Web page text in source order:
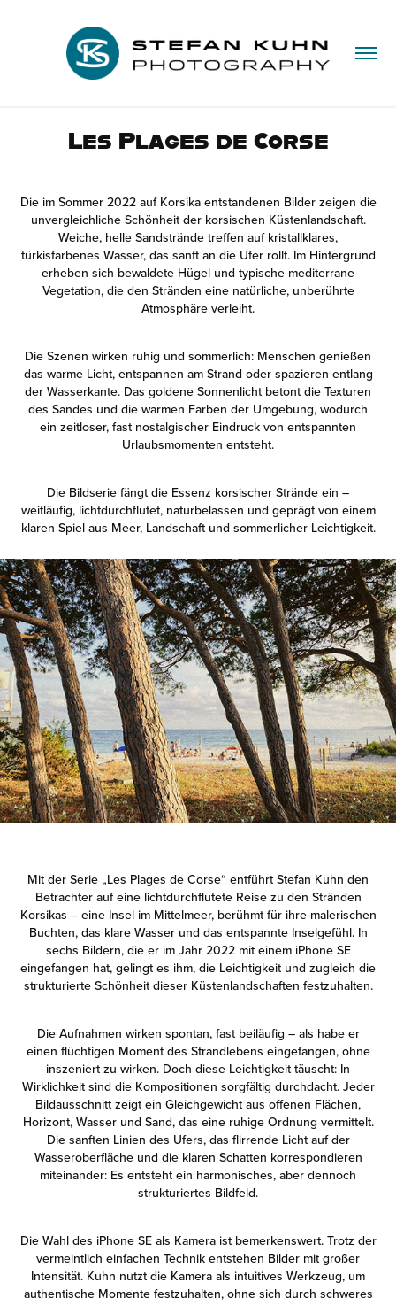
Les Plages de Corse
Die im Sommer 2022 auf Korsika entstandenen Bilder zeigen die
unvergleichliche Schönheit der korsischen Küstenlandschaft.
Weiche, helle Sandstrände treffen auf kristallklares,
türkisfarbenes Wasser, das sanft an die Ufer rollt. Im Hintergrund
erheben sich bewaldete Hügel und typische mediterrane
Vegetation, die den Stränden eine natürliche, unberührte
Atmosphäre verleiht.
Die Szenen wirken ruhig und sommerlich: Menschen genießen
das warme Licht, entspannen am Strand oder spazieren entlang
der Wasserkante. Das goldene Sonnenlicht betont die Texturen
des Sandes und die warmen Farben der Umgebung, wodurch
ein zeitloser, fast nostalgischer Eindruck von entspannten
Urlaubsmomenten entsteht.
Die Bildserie fängt die Essenz korsischer Strände ein –
weitläufig, lichtdurchflutet, naturbelassen und geprägt von einem
klaren Spiel aus Meer, Landschaft und sommerlicher Leichtigkeit.
Mit der Serie „Les Plages de Corse“ entführt Stefan Kuhn den
Betrachter auf eine lichtdurchflutete Reise zu den Stränden
Korsikas – eine Insel im Mittelmeer, berühmt für ihre malerischen
Buchten, das klare Wasser und das entspannte Inselgefühl. In
sechs Bildern, die er im Jahr 2022 mit einem iPhone SE
eingefangen hat, gelingt es ihm, die Leichtigkeit und zugleich die
strukturierte Schönheit dieser Küstenlandschaften festzuhalten.
Die Aufnahmen wirken spontan, fast beiläufig – als habe er
einen flüchtigen Moment des Strandlebens eingefangen, ohne
inszeniert zu wirken. Doch diese Leichtigkeit täuscht: In
Wirklichkeit sind die Kompositionen sorgfältig durchdacht. Jeder
Bildausschnitt zeigt ein Gleichgewicht aus offenen Flächen,
Horizont, Wasser und Sand, das eine ruhige Ordnung vermittelt.
Die sanften Linien des Ufers, das flirrende Licht auf der
Wasseroberfläche und die klaren Schatten korrespondieren
miteinander: Es entsteht ein harmonisches, aber dennoch
strukturiertes Bildfeld.
Die Wahl des iPhone SE als Kamera ist bemerkenswert. Trotz der
vermeintlich einfachen Technik entstehen Bilder mit großer
Intensität. Kuhn nutzt die Kamera als intuitives Werkzeug, um
authentische Momente festzuhalten, ohne sich durch schweres